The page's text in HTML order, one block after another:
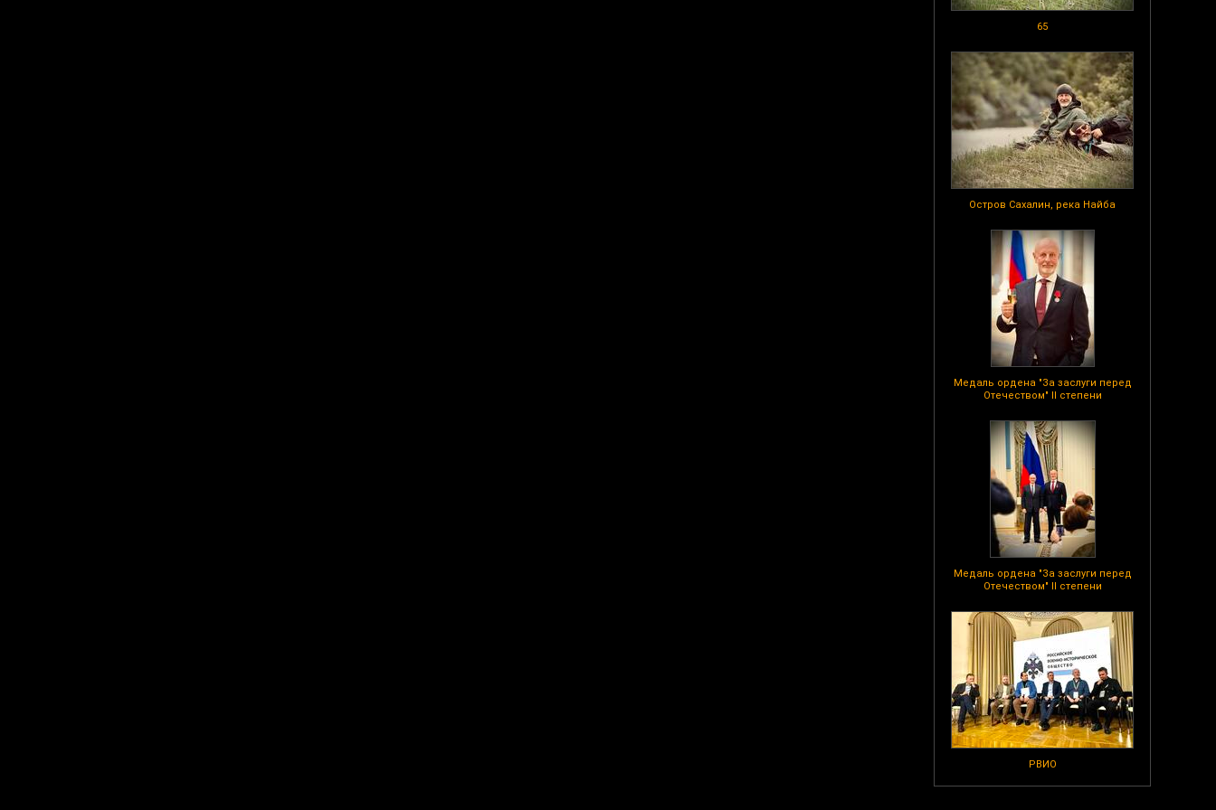
65
Остров Сахалин, река Найба
Медаль ордена "За заслуги перед
Отечеством" II степени
Медаль ордена "За заслуги перед
Отечеством" II степени
РВИО